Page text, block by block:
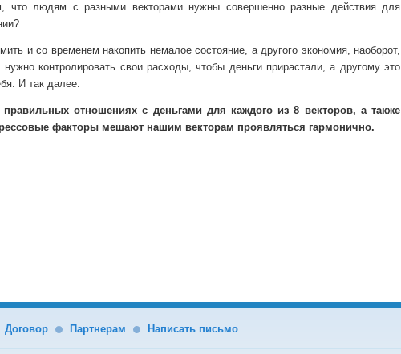
людям с разными векторами нужны совершенно разные действия для
и со временем накопить немалое состояние, а другого экономия, наоборот,
контролировать свои расходы, чтобы деньги прирастали, а другому это
И так далее.
отношениях с деньгами для каждого из 8 векторов, а также
факторы мешают нашим векторам проявляться гармонично.
Договор Партнерам Написать письмо